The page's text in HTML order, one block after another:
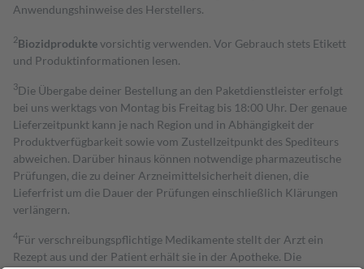
Anwendungshinweise des Herstellers.
2Biozidproduktevorsichtig verwenden. Vor Gebrauch stets Etikett
und Produktinformationen lesen.
3Die Übergabe deiner Bestellung an den Paketdienstleister erfolgt
bei uns werktags von Montag bis Freitag bis 18:00 Uhr. Der genaue
Lieferzeitpunkt kann je nach Region und in Abhängigkeit der
Produktverfügbarkeit sowie vom Zustellzeitpunkt des Spediteurs
abweichen. Darüber hinaus können notwendige pharmazeutische
Prüfungen, die zu deiner Arzneimittelsicherheit dienen, die
Lieferfrist um die Dauer der Prüfungen einschließlich Klärungen
verlängern.
4Für verschreibungspflichtige Medikamente stellt der Arzt ein
Rezept aus und der Patient erhält sie in der Apotheke. Die